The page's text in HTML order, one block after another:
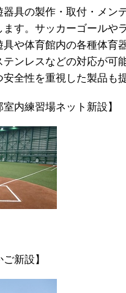
具の製作・取付・メン
ます。サッカーゴール
や体育館内の各種体
テンレスなどの対応が
全性を重視した製品も
内練習場ネット新設】
新設】